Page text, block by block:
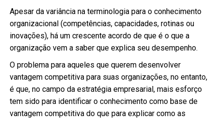
Apesar da variância na terminologia para o conhecimento
organizacional (competências, capacidades, rotinas ou
inovações), há um crescente acordo de que é o que a
organização vem a saber que explica seu desempenho.
O problema para aqueles que querem desenvolver
vantagem competitiva para suas organizações, no entanto,
é que, no campo da estratégia empresarial, mais esforço
tem sido para identificar o conhecimento como base de
vantagem competitiva do que para explicar como as